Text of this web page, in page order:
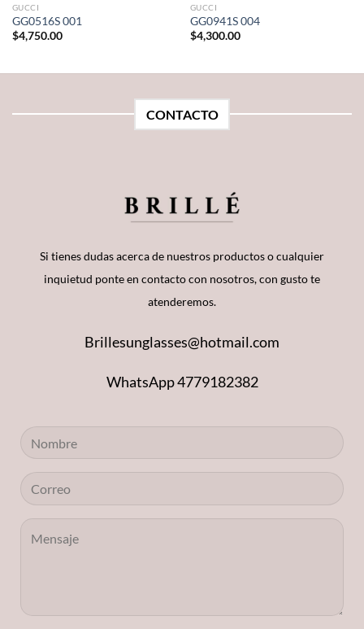
GUCCI
GG0516S 001
$4,750.00
GUCCI
GG0941S 004
$4,300.00
CONTACTO
Si tienes dudas acerca de nuestros productos o cualquier
inquietud ponte en contacto con nosotros, con gusto te
atenderemos.
Brillesunglasses@hotmail.com
WhatsApp 4779182382